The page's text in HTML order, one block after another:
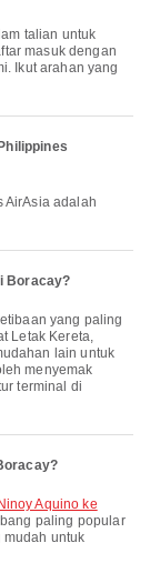
masuk dengan
Ikut arahan yang
Boracay?
yang paling
Letak Kereta,
lain untuk
menyemak
terminal di
paling popular
mudah untuk